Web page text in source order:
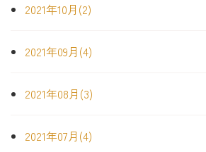
2021年10月(2)
2021年09月(4)
2021年08月(3)
2021年07月(4)